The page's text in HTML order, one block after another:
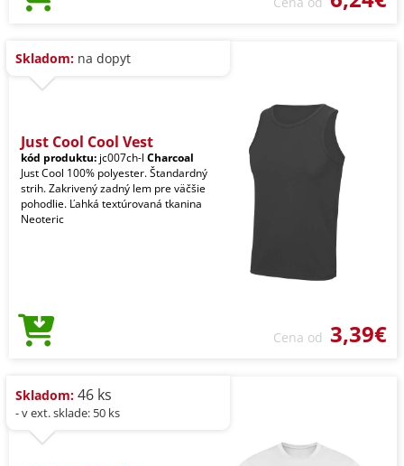
Skladom: na dopyt
Just Cool Cool Vest
kód produktu: jc007ch-l Charcoal
Just Cool 100% polyester. Štandardný
strih. Zakrivený zadný lem pre väčšie
pohodlie. Ľahká textúrovaná tkanina
Neoteric
Cena od 3,39€
Skladom: 46 ks
- v ext. sklade: 50 ks